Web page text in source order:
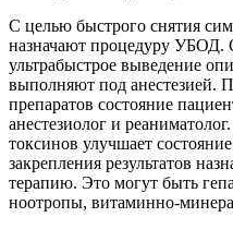
С целью быстрого снятия
назначают процедуру УБОД.
ультрабыстрое выведение
выполняют под анестезией.
препаратов состояние
анестезиолог и
токсинов улучшает
закрепления результатов
терапию. Это могут быть
ноотропы, витаминно-